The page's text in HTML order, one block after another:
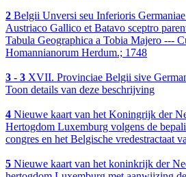
2 Belgii Unversi seu Inferioris
Austriaco Gallico et Batavo sceptro
Tabula Geographica a Tobia Majero ---
Homannianorum Herdum.; 1748
3 - 3 XVII. Provinciae Belgii sive
Toon details van deze beschrijving
4 Nieuwe kaart van het Koningrijk der
Hertogdom Luxemburg volgens de
congres en het Belgische vredestractaat
5 Nieuwe kaart van het koninkrijk der